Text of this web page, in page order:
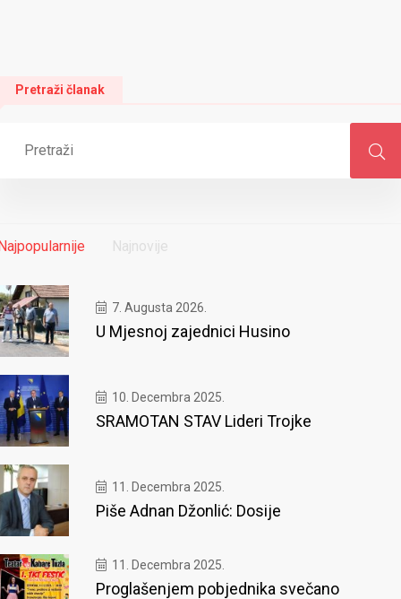
Pretraži članak
Najnovije
7. Augusta 2026.
U Mjesnoj zajednici Husino
10. Decembra 2025.
SRAMOTAN STAV Lideri Trojke
11. Decembra 2025.
Piše Adnan Džonlić: Dosije
11. Decembra 2025.
Proglašenjem pobjednika svečano